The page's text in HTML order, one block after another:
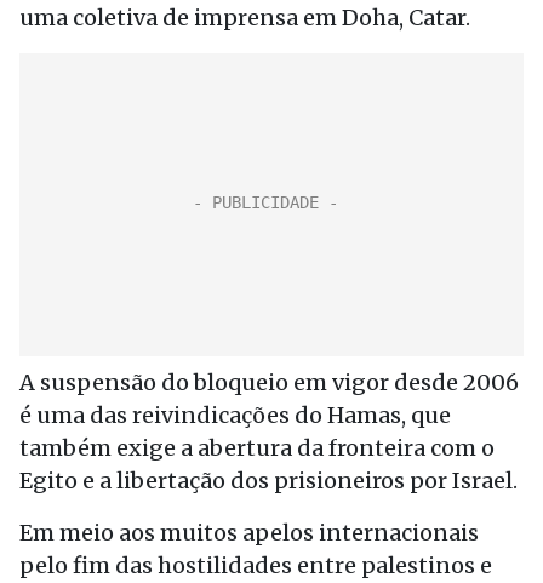
uma coletiva de imprensa em Doha, Catar.
A suspensão do bloqueio em vigor desde 2006
é uma das reivindicações do Hamas, que
também exige a abertura da fronteira com o
Egito e a libertação dos prisioneiros por Israel.
Em meio aos muitos apelos internacionais
pelo fim das hostilidades entre palestinos e